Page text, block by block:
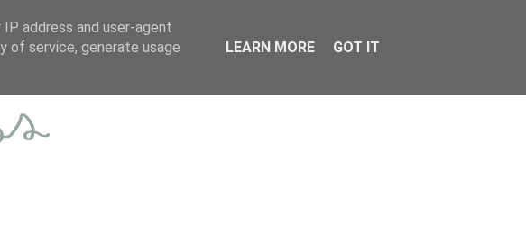
address and user-agent
of service, generate usage
LEARN MORE GOT IT